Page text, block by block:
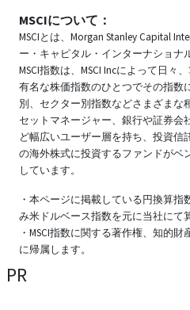
MSCIについて：
MSCIとは、Morgan Stanley Capital
ー・キャピタル・インターナショナ
MSCI指数は、MSCI Incによって日々
有名な株価指数のひとつでその指数
別、セクター別指数などさまざまな
セットマネージャー、銀行や証券会
ど幅広いユーザー層を持ち、投資信
の海外株式に投資するファンドがベ
しています。
・本ページに掲載している円換算指
み米ドルベース指数を元に当社にて
・MSCI指数に関する著作権、知的財
に帰属します。
PR